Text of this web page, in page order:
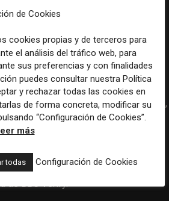
de última hora hasta análisis y
y de inteligencia de fuente abierta
detalla la cadena.
de equipos ya existentes,
corresponsal de Desinformación; el
de Monitoreo de
inglés).
BBC Verify.
de Cookies
cookies propias y de terceros para
el análisis del tráfico web, para
sus preferencias y con finalidades
puedes consultar nuestra Política
y rechazar todas las cookies en
de forma concreta, modificar su
“Configuración de Cookies”.
más
todas Configuración de Cookies